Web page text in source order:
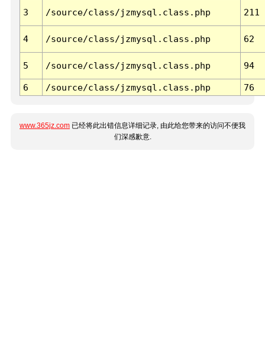
3 /source/class/jzmysql.class.php 211
4 /source/class/jzmysql.class.php 62
5 /source/class/jzmysql.class.php 94
6 /source/class/jzmysql.class.php 76
www.365jz.com 已经将此出错信息详细记录, 由此给您带来的访问不便我
们深感歉意.